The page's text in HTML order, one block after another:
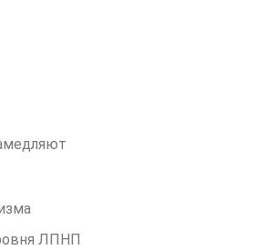
ЛПНП